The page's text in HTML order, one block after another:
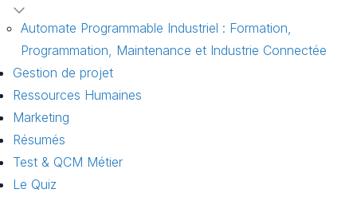
Automate Programmable Industriel : Formation,
Programmation, Maintenance et Industrie Connectée
Gestion de projet
Ressources Humaines
Marketing
Résumés
Test & QCM Métier
Le Quiz